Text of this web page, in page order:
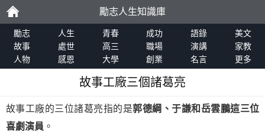
勵
志
勵志人生知識庫
勵志 人生 青春 成功 語錄
美文
故事
處世 高三 職場 演講
家教
人物
感恩 大學 創業 名言 更多
故事工廠三個諸葛亮
故事工廠的三位諸葛亮指的是郭德綱、于謙和岳雲鵬這三位
喜劇演員 。